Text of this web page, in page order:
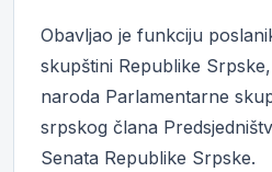
Obavljao je funkciju
skupštini Republike
naroda Parlamentarne
srpskog člana
Senata Republike Srpske.